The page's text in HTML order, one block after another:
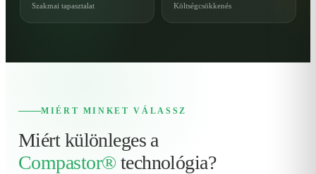
Szakmai tapasztalat Költségcsökkenés
MIÉRT MINKET VÁLASSZ
Miért különleges a
Compastor® technológia?